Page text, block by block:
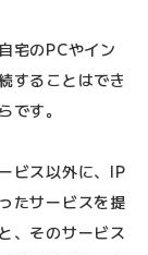
宅のPCやイン
することはでき
です。
ビス以外に、IP
たサービスを提
、そのサービス